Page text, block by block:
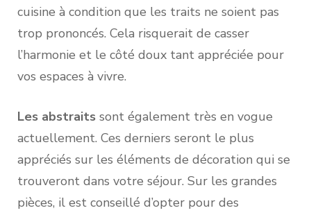
cuisine à condition que les traits ne soient pas
trop prononcés. Cela risquerait de casser
l’harmonie et le côté doux tant appréciée pour
vos espaces à vivre.
Les abstraits sont également très en vogue
actuellement. Ces derniers seront le plus
appréciés sur les éléments de décoration qui se
trouveront dans votre séjour. Sur les grandes
pièces, il est conseillé d’opter pour des